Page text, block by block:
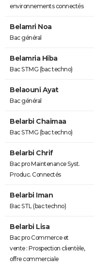
environnements connectés
Belamri Noa
Bac général
Belamria Hiba
Bac STMG (bac techno)
Belaouni Ayat
Bac général
Belarbi Chaimaa
Bac STMG (bac techno)
Belarbi Chrif
Bac pro Maintenance Syst.
Produc. Connectés
Belarbi Iman
Bac STL (bac techno)
Belarbi Lisa
Bac pro Commerce et
vente : Prospection clientèle,
offre commerciale